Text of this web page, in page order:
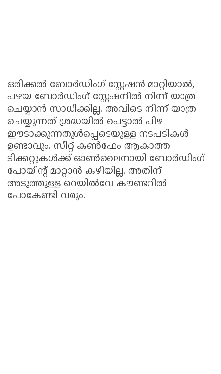
ഒരിക്കൽ ബോർഡിംഗ് സ്റ്റേഷൻ മാറ്റിയാൽ,
പഴയ ബോർഡിംഗ് സ്റ്റേഷനിൽ നിന്ന് യാത്ര
ചെയ്യാൻ സാധിക്കില്ല. അവിടെ നിന്ന് യാത്ര
ചെയ്യുന്നത് ശ്രദ്ധയിൽ പെട്ടാൽ പിഴ
ഈടാക്കുന്നതുൾപ്പെടെയുള്ള നടപടികൾ
ഉണ്ടാവും. സീറ്റ് കൺഫേം ആകാത്ത
ടിക്കറ്റുകൾക്ക് ഓൺലൈനായി ബോർഡിംഗ്
പോയിന്റ് മാറ്റാൻ കഴിയില്ല. അതിന്
അടുത്തുള്ള റെയിൽവേ കൗണ്ടറിൽ
പോകേണ്ടി വരും.